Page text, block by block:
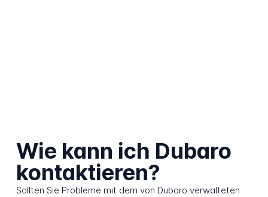
Wie kann ich Dubaro
kontaktieren?
Sollten Sie Probleme mit dem von Dubaro verwalteten